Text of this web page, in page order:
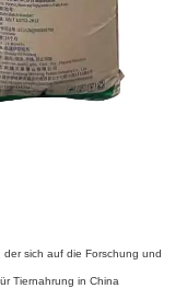
der sich auf die Forschung und
Tiernahrung in China